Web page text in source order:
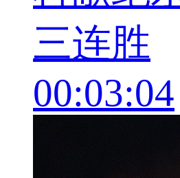
三连胜
00:03:04